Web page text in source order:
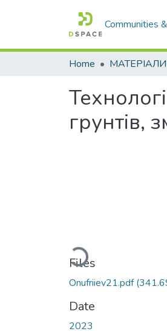
Communities
Home
грунтів,
Loading...
Files
Onufriiev21.pdf
Date
2023